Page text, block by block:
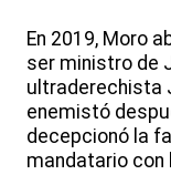
En 2019, Moro
ser ministro de
ultraderechista
enemistó
decepcionó la
mandatario con